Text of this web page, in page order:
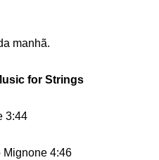
manhã.
for Strings
3:44
Mignone 4:46